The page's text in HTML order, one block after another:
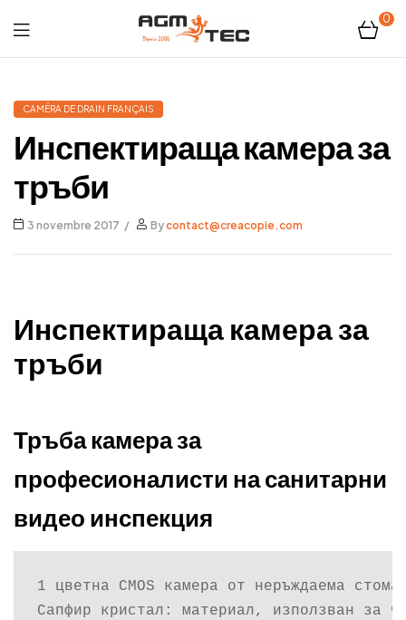
Tubicam®
XL
–
d'inspection
mm
0
CAMÉRA DE DRAIN FRANÇAIS
Инспектираща камера за
тръби
3 novembre 2017 Bycontact@creacopie.com
Инспектираща камера за
тръби
Тръба камера за
професионалисти на санитарни
видео инспекция
1 цветна CMOS камера от неръждаема
Сапфир кристал: материал, използван за